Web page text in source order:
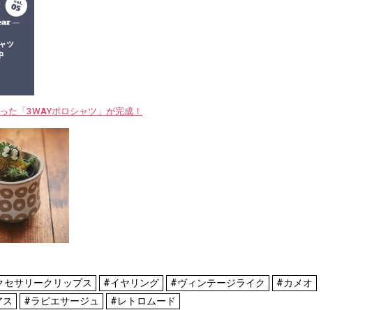
た「3WAYポロシャツ」が完成！
セサリークリップス #イヤリング #ヴィンテージライク
#カメオ
#ラピエサージュ #レトロムード